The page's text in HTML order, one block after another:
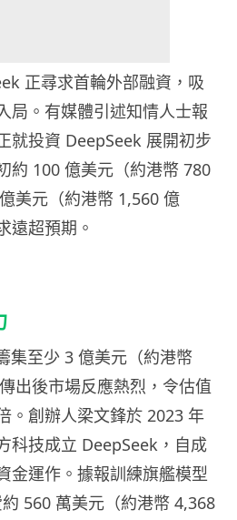
正尋求首輪外部融資，吸
局。有媒體引述知情人士報
就投資 DeepSeek 展開初步
約 100 億美元（約港幣 780
美元（約港幣 1,560 億
遠超預期。
集至少 3 億美元（約港幣
出後市場反應熱烈，令估值
。創辦人梁文鋒於 2023 年
科技成立 DeepSeek，自成
金運作。據報訓練旗艦模型
560 萬美元（約港幣 4,368